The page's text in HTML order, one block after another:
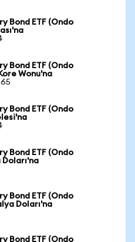
Bond ETF (Ondo
Bond ETF (Ondo
Wonu'na
Bond ETF (Ondo
Bond ETF (Ondo
Bond ETF (Ondo
Doları'na
Bond ETF (Ondo